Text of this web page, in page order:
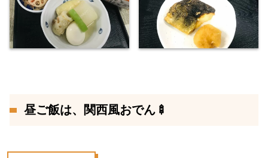
昼ご飯は、関西風おでん🍢